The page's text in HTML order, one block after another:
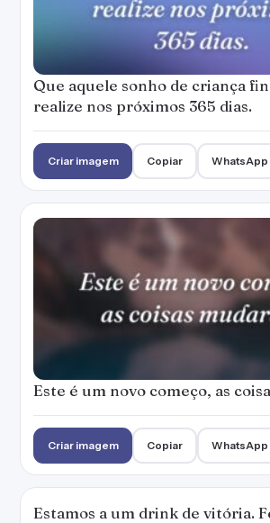
Que aquele sonho de criança
realize nos próximos 365 dias.
Criar imagem Copiar WhatsApp
Este é um novo começo, as
Criar imagem Copiar WhatsApp
Estamos a um drink de vitória.